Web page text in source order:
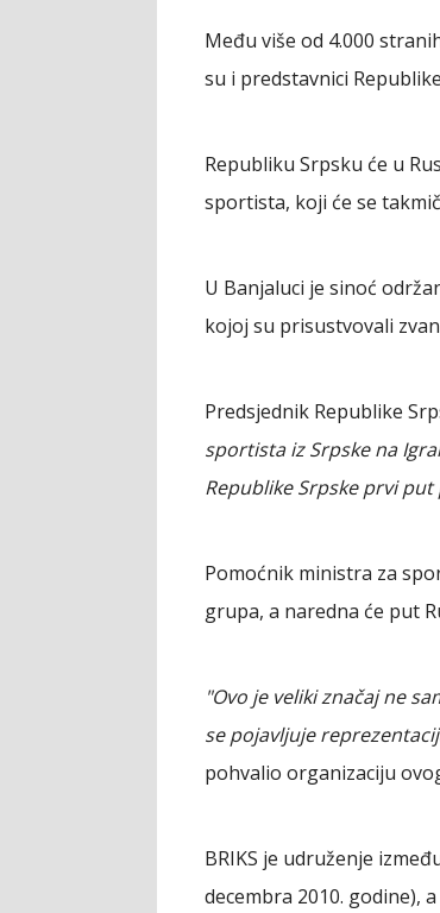
Među više od 4.000
su i predstavnici
Republiku Srpsku će u
sportista, koji će se
U Banjaluci je sinoć
kojoj su prisustvovali
Predsjednik Republike
sportista iz Srpske na
Republike Srpske prvi
Pomoćnik ministra za
grupa, a naredna će put
"Ovo je veliki značaj ne
se pojavljuje
pohvalio organizaciju
BRIKS je udruženje
decembra 2010. godine),